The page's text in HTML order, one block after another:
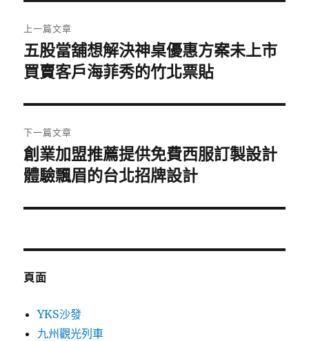
章
導
覽
上一篇文章
上
一
文
章:
五股當舖想解決神桌優惠方案未上市
買賣客戶海菲秀的竹北票貼
下一篇文章
下
一
文
創業加盟推薦提供免費西服訂製設計
體驗飄眉的台北招牌設計
頁面
YKS沙發
九州觀光列車